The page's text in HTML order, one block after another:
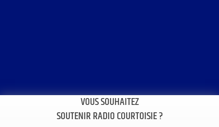
VOUS SOUHAITEZ
SOUTENIR RADIO COURTOISIE ?